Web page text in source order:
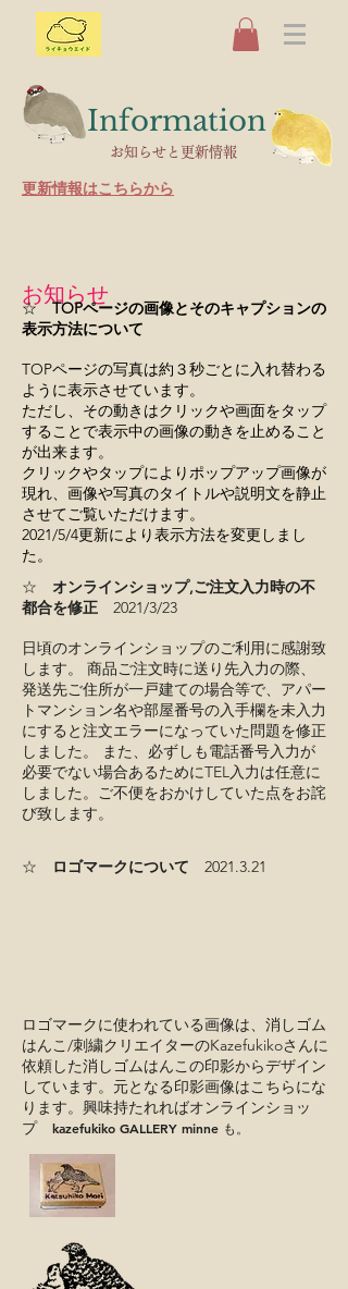
​Information
お知らせと更新情報
​更新情報はこちらから
​お知らせ
​☆TOPページの画像とそのキャプションの
表示方法について
TOPページの​写真は約３秒ごとに入れ替わる
ように表示させています。
ただし、その動きはクリックや画面をタップ
することで表示中の画像の動きを止めること
が出来ます。
クリックやタップによりポップアップ画像が
現れ、画像や写真のタイトルや説明文を静止
させてご覧いただけます。
2021/5/4更新により表示方法を変更しまし
た。
​☆ オンラインショップ,ご注文入力時の不
都合を修正 2021/3/23
日頃のオンラインショップのご利用に感謝致
します。 商品ご注文時に送り先入力の際、
発送先ご住所が一戸建ての場合等で、アパー
トマンション名や部屋番号の入手欄を未入力
にすると注文エラーになっていた問題を修正
しました。 また、必ずしも電話番号入力が
必要でない場合あるためにTEL入力は任意に
しました。​ご不便をおかけしていた点をお詫
び致します。
​☆ ロゴマークについて 2021.3.21
ロゴマークに使われている画像は、消しゴム
はんこ/刺繍クリエイターのKazefukikoさんに
依頼した消しゴムはんこの印影からデザイン
​しています。元となる印影画像はこちらにな
ります。興味持たれればオンラインショッ
プ kazefukiko GALLERY minne も。